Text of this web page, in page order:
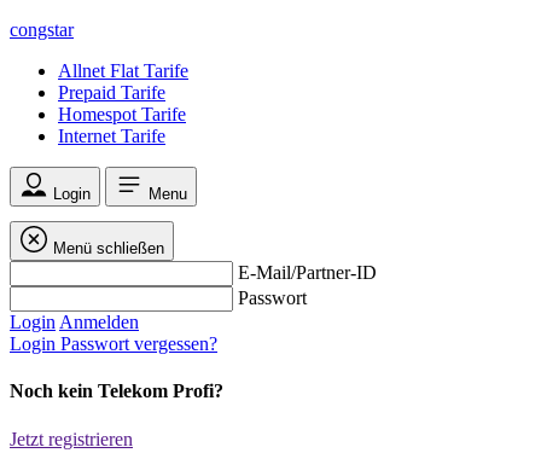
congstar
Allnet Flat Tarife
Prepaid Tarife
Homespot Tarife
Internet Tarife
Login Menu
Menü schließen
E-Mail/Partner-ID
Passwort
Login Anmelden
Login Passwort vergessen?
Noch kein Telekom Profi?
Jetzt registrieren